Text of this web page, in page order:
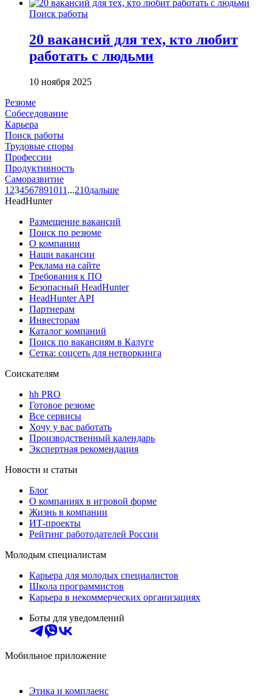
Поиск работы
20 вакансий для тех, кто любит
работать с людьми
10 ноября 2025
Резюме
Собеседование
Карьера
Поиск работы
Трудовые споры
Профессии
Продуктивность
Саморазвитие
1 234567891011 ...210дальше
HeadHunter
Размещение вакансий
Поиск по резюме
О компании
Наши вакансии
Реклама на сайте
Требования к ПО
Безопасный HeadHunter
HeadHunter API
Партнерам
Инвесторам
Каталог компаний
Поиск по вакансиям в Калуге
Сетка: соцсеть для нетворкинга
Соискателям
hh PRO
Готовое резюме
Все сервисы
Хочу у вас работать
Производственный календарь
Экспертная рекомендация
Новости и статьи
Блог
О компаниях в игровой форме
Жизнь в компании
ИТ-проекты
Рейтинг работодателей России
Молодым специалистам
Карьера для молодых специалистов
Школа программистов
Карьера в некоммерческих организациях
Боты для уведомлений
Мобильное приложение
Этика и комплаенс